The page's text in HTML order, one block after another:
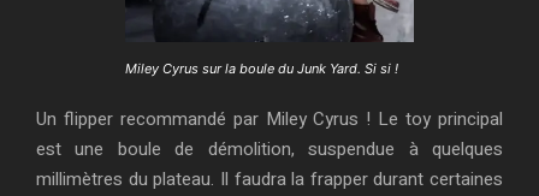
Miley Cyrus sur la boule du Junk Yard. Si si !
Un flipper recommandé par Miley Cyrus ! Le toy principal
est une boule de démolition, suspendue à quelques
millimètres du plateau. Il faudra la frapper durant certaines